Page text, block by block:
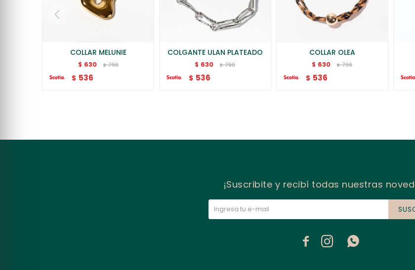
COLLAR MELUNIE
$ 630 $ 790
$ 536
COLGANTE ULAN PLATEADO
$ 630 $ 790
$ 536
COLLAR OLEA
$ 630 $ 790
$ 536
¡Suscribite y recibí todas nuestras
  